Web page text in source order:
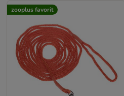
zooplus favorit